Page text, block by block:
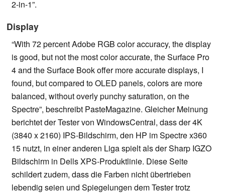
2-in-1”.
Display
“With 72 percent Adobe RGB color accuracy, the display
is good, but not the most color accurate, the Surface Pro
4 and the Surface Book offer more accurate displays, I
found, but compared to OLED panels, colors are more
balanced, without overly punchy saturation, on the
Spectre”, beschreibt PasteMagazine. Gleicher Meinung
berichtet der Tester von WindowsCentral, dass der 4K
(3840 x 2160) IPS-Bildschirm, den HP im Spectre x360
15 nutzt, in einer anderen Liga spielt als der Sharp IGZO
Bildschirm in Dells XPS-Produktlinie. Diese Seite
schildert zudem, dass die Farben nicht übertrieben
lebendig seien und Spiegelungen dem Tester trotz